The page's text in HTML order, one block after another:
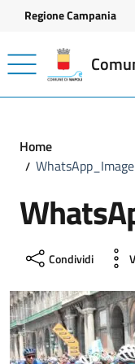
Vai ai contenuti
Vai al footer
Regione Campania
Home
Condividi